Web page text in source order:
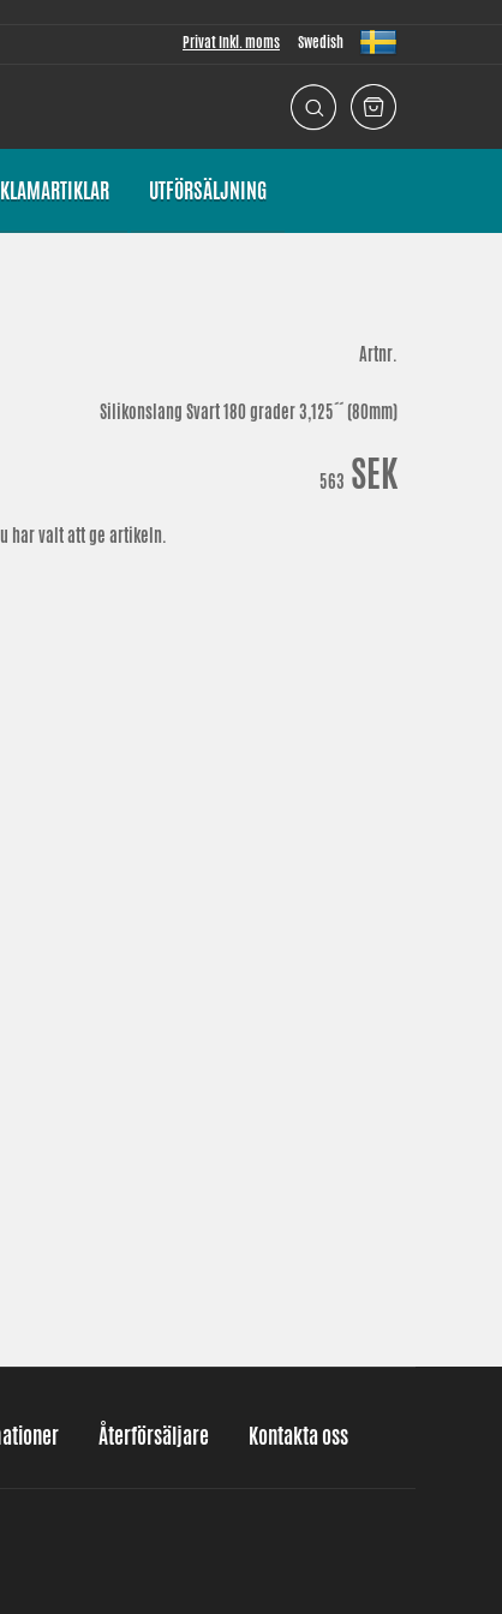
Privat Inkl. moms Swedish
UTFÖRSÄLJNING
Artnr.
Silikonslang Svart 180 grader 3,125´´ (80mm)
563 SEK
har valt att ge artikeln.
Återförsäljare Kontakta oss